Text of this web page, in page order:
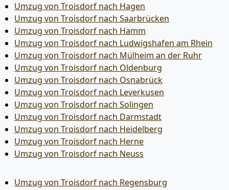
Umzug von Troisdorf nach Hagen
Umzug von Troisdorf nach Saarbrücken
Umzug von Troisdorf nach Hamm
Umzug von Troisdorf nach Ludwigshafen am Rhein
Umzug von Troisdorf nach Mülheim an der Ruhr
Umzug von Troisdorf nach Oldenburg
Umzug von Troisdorf nach Osnabrück
Umzug von Troisdorf nach Leverkusen
Umzug von Troisdorf nach Solingen
Umzug von Troisdorf nach Darmstadt
Umzug von Troisdorf nach Heidelberg
Umzug von Troisdorf nach Herne
Umzug von Troisdorf nach Neuss
Umzug von Troisdorf nach Regensburg